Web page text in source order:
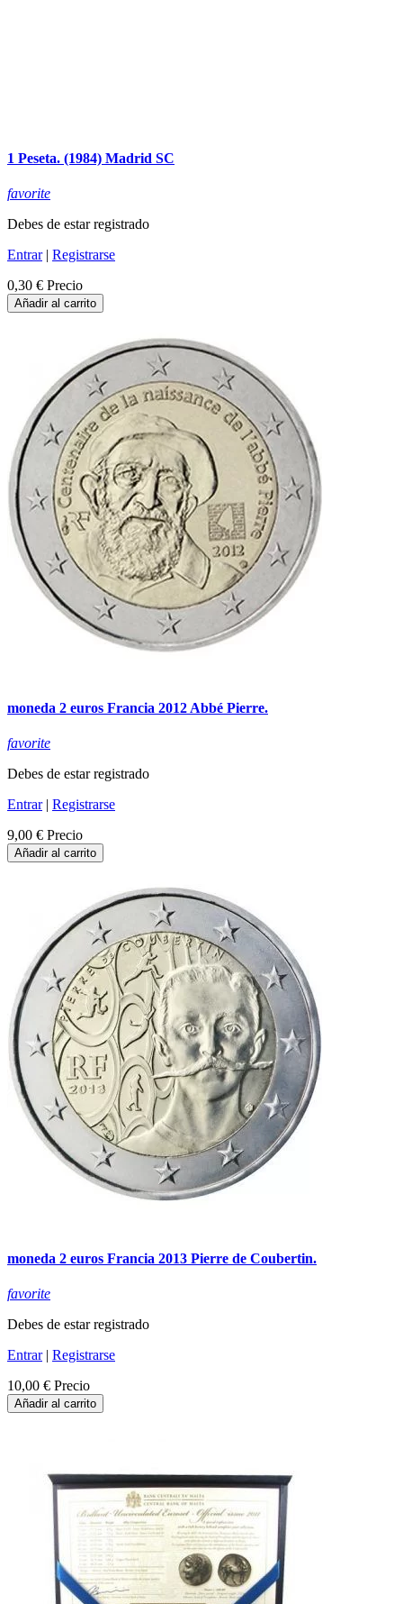
1 Peseta. (1984) Madrid SC
favorite
Debes de estar registrado
Entrar| Registrarse
0,30 € Precio
Añadir al carrito
moneda 2 euros Francia 2012 Abbé Pierre.
favorite
Debes de estar registrado
Entrar| Registrarse
9,00 € Precio
Añadir al carrito
moneda 2 euros Francia 2013 Pierre de Coubertin.
favorite
Debes de estar registrado
Entrar| Registrarse
10,00 € Precio
Añadir al carrito